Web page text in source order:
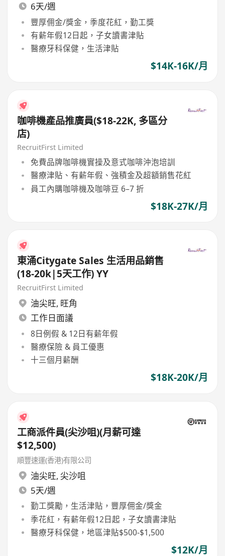
6天/週
豐厚佣金/獎金，季度花紅，勤工獎
有薪年假12日起，子女讀書津貼
醫療牙科保健，生活津貼
$14K-16K/月
咖啡機產品推廣員($18-22K, 多區分
店)
RecruitFirst Limited
免費品牌咖啡機實操及意式咖啡沖泡培訓
醫療津貼、有薪年假、強積金及超額銷售花紅
員工內購咖啡機及咖啡豆 6–7 折
$18K-27K/月
東涌Citygate Sales 生活用品銷售
(18-20k|5天工作) YY
RecruitFirst Limited
油尖旺, 旺角
工作日面議
8日例假 & 12日有薪年假
醫療保險 & 員工優惠
十三個月薪酬
$18K-20K/月
工商派件員(尖沙咀)(月薪可達
$12,500)
順豐速運(香港)有限公司
油尖旺, 尖沙咀
5天/週
勤工獎勵，生活津貼，豐厚佣金/獎金
季花紅，有薪年假12日起，子女讀書津貼
醫療牙科保健，地區津貼$500-$1,500
$12K/月